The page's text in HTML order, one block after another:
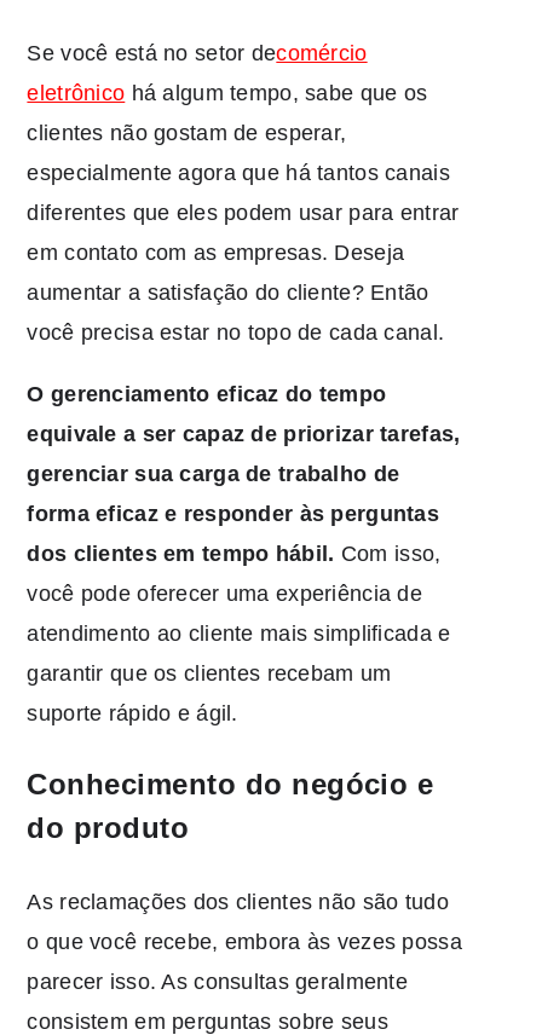
Se você está nosetor decomércio
eletrônico há algum tempo, sabe que os
clientes não gostam de esperar,
especialmente agora que há tantos canais
diferentes que eles podem usar para entrar
em contato com as empresas. Deseja
aumentar a satisfação do cliente? Então
você precisa estar no topo de cada canal.
O gerenciamento eficaz do tempo
equivale a ser capaz de priorizar tarefas,
gerenciar sua carga de trabalho de
forma eficaz e responder às perguntas
dos clientes em tempo hábil. Com isso,
você pode oferecer uma experiência de
atendimento ao cliente mais simplificada e
garantir que os clientes recebam um
suporte rápido e ágil.
Conhecimento do negócio e
do produto
As reclamações dos clientes não são tudo
o que você recebe, embora às vezes possa
parecer isso. As consultas geralmente
consistem em perguntas sobre seus